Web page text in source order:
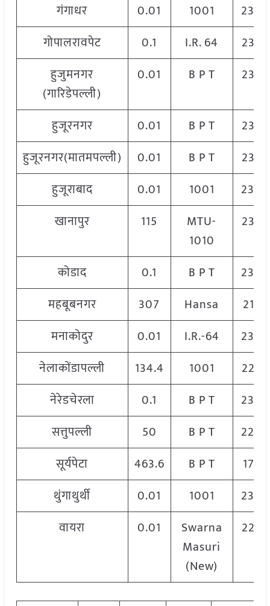
गंगाधर
0.01 1001
2300
गोपालरावपेट
0.1 I.R. 64
2320
हुजुमनगर
(गारिडेपल्ली)
0.01 B P T 2320
हुजूरनगर 0.01 B P T
2320
हुजूरनगर(मातमपल्ली)
0.01 B P T
2320
हुजूराबाद
0.01 1001
2300
खानापुर
115
MTU-
1010
2320
कोडाद 0.1 B P T
2300
महबूबनगर
307 Hansa
2129
मनाकोदुर
0.01 I.R.-64
2300
नेलाकोंडापल्ली
134.4 1001
2280
नेरेडचेरला
0.1 B P T
2300
सत्तुपल्ली
50 B P T
2200
सूर्यपेटा
463.6 B P T
1709
थुंगाथुर्थी
0.01 1001
2300
वायरा
0.01
Swarna
Masuri
(New)
2280